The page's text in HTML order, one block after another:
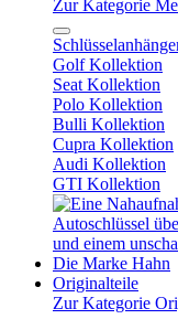
Zur Kategorie
Golf Kollektion
Seat Kollektion
Polo Kollektion
Bulli Kollektion
Cupra Kollektion
Audi Kollektion
GTI Kollektion
Die Marke Hahn
Originalteile
Zur Kategorie